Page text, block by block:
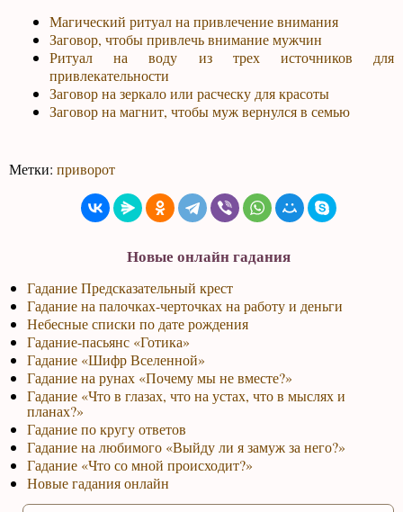
Магический ритуал на привлечение внимания
Заговор, чтобы привлечь внимание мужчин
Ритуал на воду из трех источников для
привлекательности
Заговор на зеркало или расческу для красоты
Заговор на магнит, чтобы муж вернулся в семью
Метки:приворот
Новые онлайн гадания
Гадание Предсказательный крест
Гадание на палочках-черточках на работу и деньги
Небесные списки по дате рождения
Гадание-пасьянс «Готика»
Гадание «Шифр Вселенной»
Гадание на рунах «Почему мы не вместе?»
Гадание «Что в глазах, что на устах, что в мыслях и
планах?»
Гадание по кругу ответов
Гадание на любимого «Выйду ли я замуж за него?»
Гадание «Что со мной происходит?»
Новые гадания онлайн